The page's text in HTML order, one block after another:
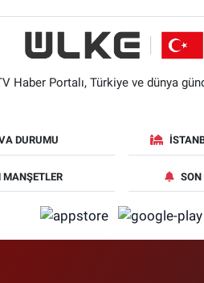
Haber Portalı, Türkiye ve dünya
DURUMU
MANŞETLER SON